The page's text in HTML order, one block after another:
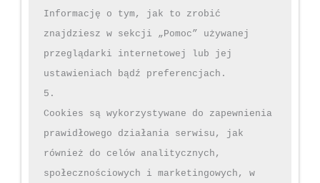
Informację o tym, jak to zrobić
znajdziesz w sekcji „Pomoc” używanej
przeglądarki internetowej lub jej
ustawieniach bądź preferencjach.
5.
Cookies są wykorzystywane do zapewnienia
prawidłowego działania serwisu, jak
również do celów analitycznych,
społecznościowych i marketingowych, w